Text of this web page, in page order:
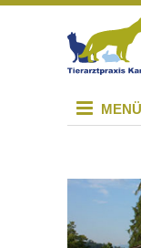
MENÜ